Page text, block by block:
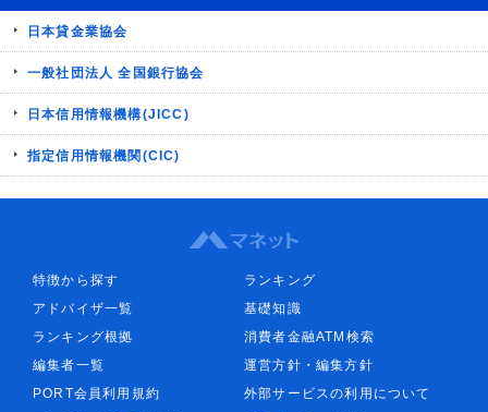
日本貸金業協会
一般社団法人 全国銀行協会
日本信用情報機構(JICC)
指定信用情報機関(CIC)
特徴から探す
ランキング
アドバイザ一覧
基礎知識
ランキング根拠
消費者金融ATM検索
編集者一覧
運営方針・編集方針
PORT会員利用規約
外部サービスの利用について